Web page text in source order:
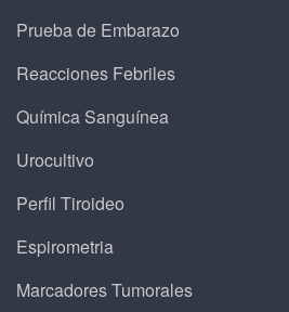
Prueba de Embarazo
Reacciones Febriles
Química Sanguínea
Urocultivo
Perfil Tiroideo
Espirometria
Marcadores Tumorales